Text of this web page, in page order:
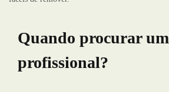
Quando procurar um
profissional?